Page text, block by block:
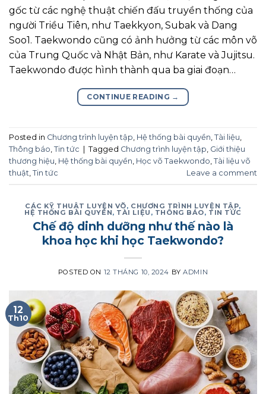
gốc từ các nghệ thuật chiến đấu truyền thống của
người Triều Tiên, như Taekkyon, Subak và Dang
Soo1. Taekwondo cũng có ảnh hưởng từ các môn võ
của Trung Quốc và Nhật Bản, như Karate và Jujitsu.
Taekwondo được hình thành qua ba giai đoạn…
CONTINUE READING →
Posted in Chương trình luyện tập, Hệ thống bài quyền, Tài liệu,
Thông báo, Tin tức Tagged Chương trình luyện tập, Giới thiệu
thương hiệu, Hệ thống bài quyền, Học võ Taekwondo, Tài liệu võ
thuật, Tin tức Leave a comment
CÁC KỸ THUẬT LUYỆN VÕ, CHƯƠNG TRÌNH LUYỆN TẬP,
HỆ THỐNG BÀI QUYỀN, TÀI LIỆU , THÔNG BÁO, TIN TỨC
Chế độ dinh dưỡng như thế nào là
khoa học khi học Taekwondo?
POSTED ON 12 THÁNG 10, 2024 BYADMIN
12
Th10